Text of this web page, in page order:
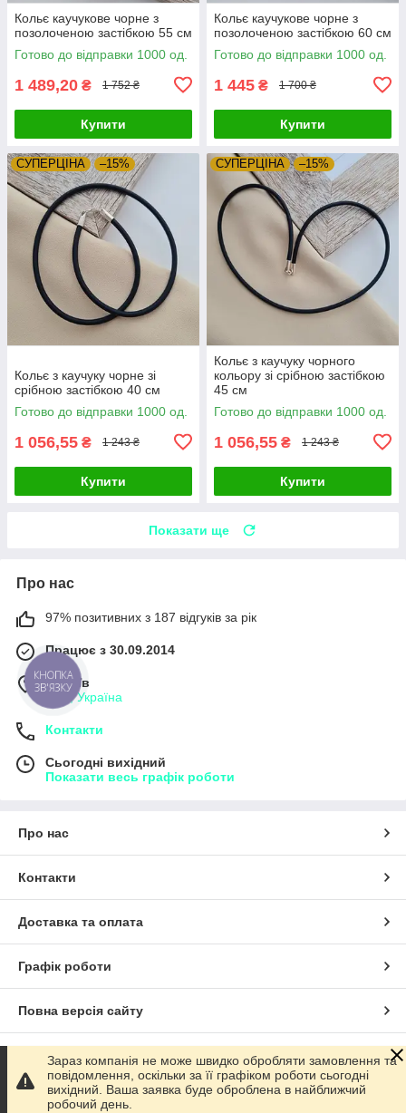
Кольє каучукове чорне з
позолоченою застібкою 55 см
Готово до відправки 1000 од.
1 489,20 ₴ 1 752 ₴
Купити
Кольє каучукове чорне з
позолоченою застібкою 60 см
Готово до відправки 1000 од.
1 445 ₴ 1 700 ₴
Купити
СУПЕРЦIНА –15%
Кольє з каучуку чорне зі
срібною застібкою 40 см
Готово до відправки 1000 од.
1 056,55 ₴ 1 243 ₴
Купити
СУПЕРЦIНА –15%
Кольє з каучуку чорного
кольору зі срібною застібкою
45 см
Готово до відправки 1000 од.
1 056,55 ₴ 1 243 ₴
Купити
Показати ще
Про нас
97% позитивних з 187 відгуків за рік
Працює з 30.09.2014
м. Київ
Київ, Україна
Контакти
Сьогодні вихідний
Показати весь графік роботи
Про нас
Контакти
Доставка та оплата
Графік роботи
Повна версія сайту
Сайт створено на маркетплейсі Prom.ua
Політика конфіденційності
Зараз компанія не може швидко обробляти замовлення та
повідомлення, оскільки за її графіком роботи сьогодні
вихідний. Ваша заявка буде оброблена в найближчий
робочий день.
КНОПКА
ЗВ'ЯЗКУ